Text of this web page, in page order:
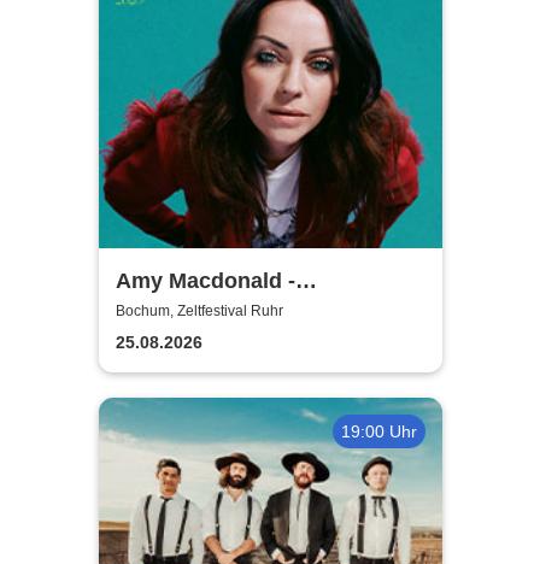
Amy Macdonald -
Sommershows 2026
Bochum, Zeltfestival Ruhr
25.08.2026
19:00 Uhr